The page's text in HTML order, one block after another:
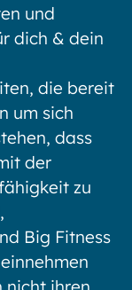
und
dich & dein
die bereit
um sich
dass
der
zu
Big Fitness